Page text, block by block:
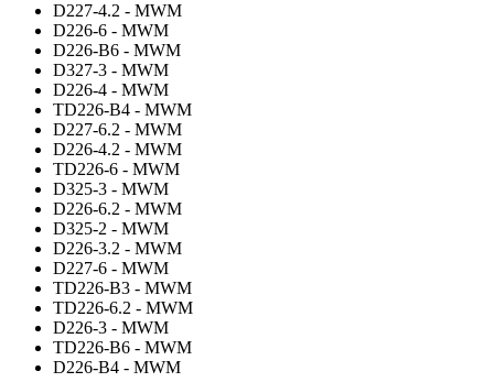
D227-4.2 - MWM
D226-6 - MWM
D226-B6 - MWM
D327-3 - MWM
D226-4 - MWM
TD226-B4 - MWM
D227-6.2 - MWM
D226-4.2 - MWM
TD226-6 - MWM
D325-3 - MWM
D226-6.2 - MWM
D325-2 - MWM
D226-3.2 - MWM
D227-6 - MWM
TD226-B3 - MWM
TD226-6.2 - MWM
D226-3 - MWM
TD226-B6 - MWM
D226-B4 - MWM